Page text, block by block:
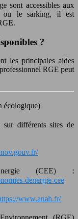
sont accessibles aux
ou le sarking, il est
?
les principales aides
RGE peut
écologique)
sur différents sites de
(CEE) :
denergie-cee
www.anah.fr/